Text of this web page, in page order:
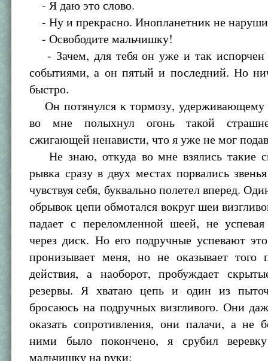
- Я даю это слово.
- Ну и прекрасно. Инопланетник не
- Освободите мальчишку!
- Зачем, для тебя он уже и так испорчен
событиями, а он пятый и последний. Но
быстро.
Он потянулся к тормозу, удерживающему
во мне полыхнул огонь такой
сжигающей ненависти, что я уже не мог
Не знаю, откуда во мне взялись такие
рывка сразу в двух местах порвались
чувствуя себя, буквально полетел вперед.
обрывок цепи обмотался вокруг шеи
падает с переломленной шеей, не
через диск. Но его подручные успевают
пронизывает меня, но не оказывает того
действия, а наоборот, пробуждает
резервы. Я хватаю цепь и один из
бросаюсь на подручных визгливого. Они
оказать сопротивления, они палачи, а не
ними было покончено, я срубил
мальчишку на руки: